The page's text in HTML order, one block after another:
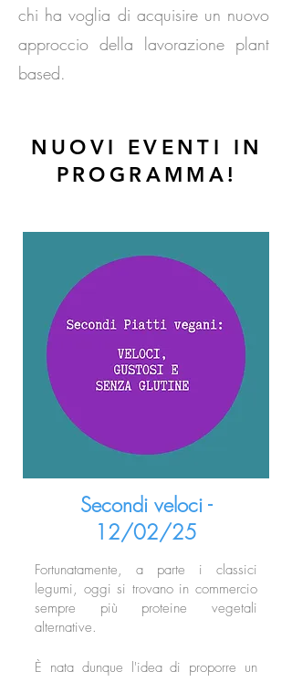
chi ha voglia di acquisire un nuovo
approccio della lavorazione plant
based.
NUOVI EVENTI IN
PROGRAMMA!
Secondi veloci -
12/02/25
Fortunatamente, a parte i classici
legumi, oggi si trovano in commercio
sempre più proteine vegetali
alternative.
È nata dunque l'idea di proporre un